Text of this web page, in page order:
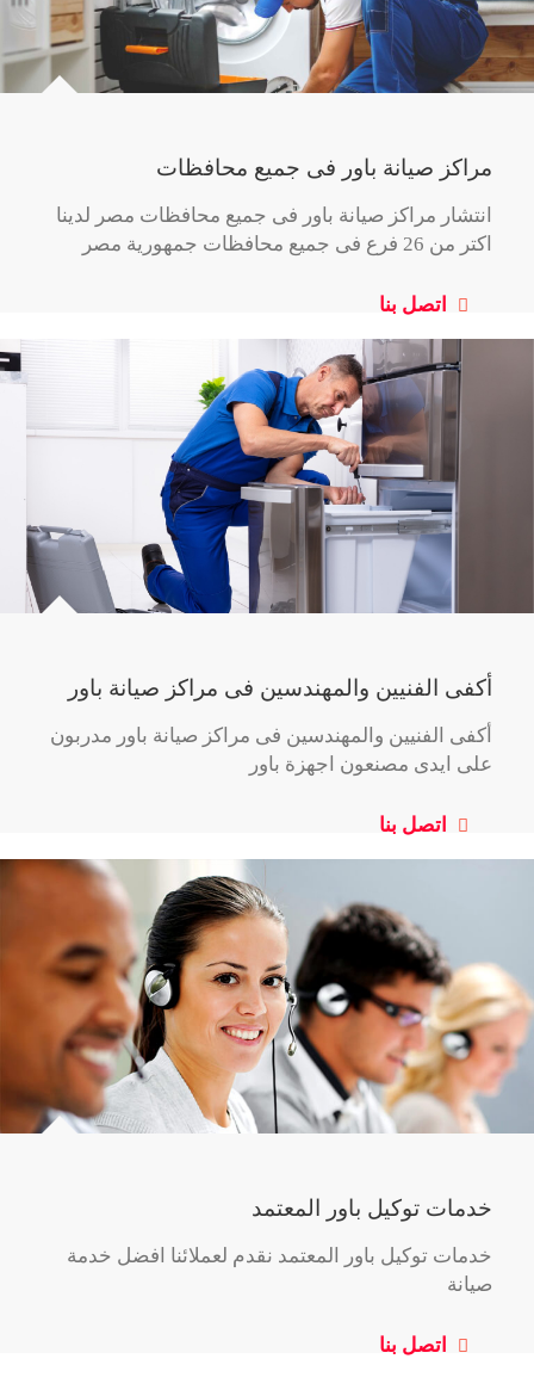
مراكز صيانة باور فى جميع محافظات
انتشار مراكز صيانة باور فى جميع محافظات مصر لدينا
اكتر من 26 فرع فى جميع محافظات جمهورية مصر
أكفى الفنيين والمهندسين فى مراكز صيانة باور
أكفى الفنيين والمهندسين فى مراكز صيانة باور مدربون
على ايدى مصنعون اجهزة باور
خدمات توكيل باور المعتمد
خدمات توكيل باور المعتمد نقدم لعملائنا افضل خدمة
صيانة